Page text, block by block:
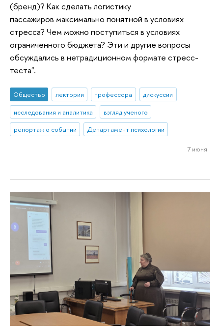
(бренд)? Как сделать логистику
пассажиров максимально понятной в условиях
стресса? Чем можно поступиться в условиях
ограниченного бюджета? Эти и другие вопросы
обсуждались в нетрадиционном формате стресс-
теста".
Общество лектории профессора
дискуссии
исследования и аналитика
взгляд ученого
репортаж о событии
Департамент психологии
7 июня